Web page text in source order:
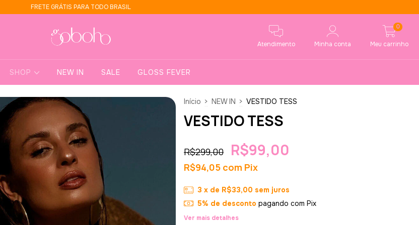
FRETE GRÁTIS PARA TODO BRASIL
Atendimento Minha conta Meu carrinho
0
SHOP NEW IN SALE GLOSS FEVER
Início > NEW IN > VESTIDO TESS
VESTIDO TESS
R$299,00 R$99,00
R$94,05 com Pix
3 x de R$33,00 sem juros
5% de desconto pagando com Pix
Ver mais detalhes